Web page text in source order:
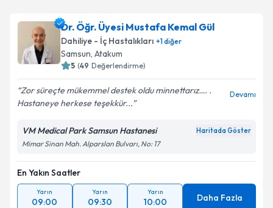
Dr. Öğr. Üyesi Mustafa Kemal Gül
Dahiliye - İç Hastalıkları +1diğer
Samsun, Atakum
5 (49 Değerlendirme)
Zor süreçte mükemmel destek oldu minnettarız…. .
Hastaneye herkese teşekkür...
Devamı
VM Medical Park Samsun Hastanesi Haritada Göster
Mimar Sinan Mah. Alparslan Bulvarı, No: 17
En Yakın Saatler
Yarın
09:00
Yarın
09:30
Yarın
10:00 Daha Fazla